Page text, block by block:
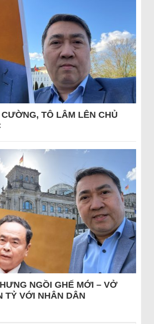
TÔ LÂM LÊN CHỦ
NGỒI GHẾ MỚI – VỞ
TỶ VỚI NHÂN DÂN